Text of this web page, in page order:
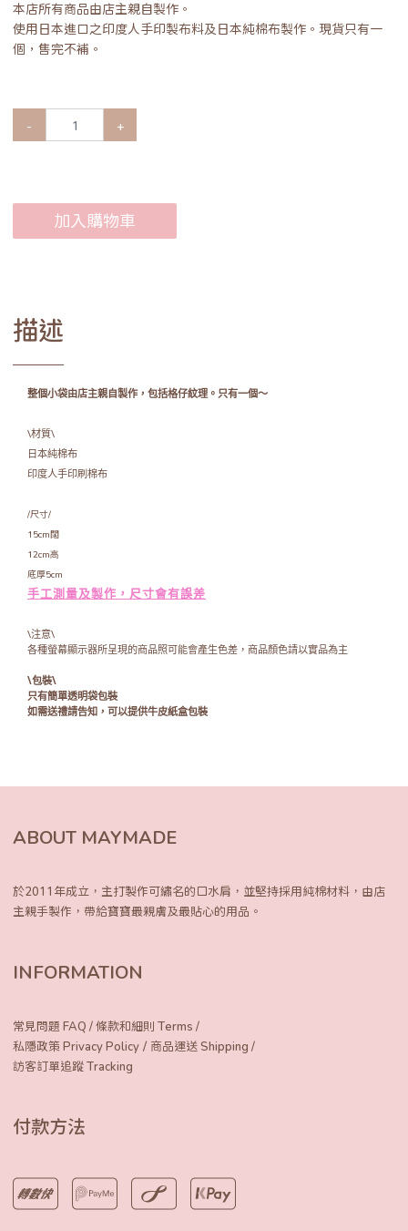
本店所有商品由店主親自製作。
使用日本進口之印度人手印製布料及日本純棉布製作。現貨只有一
個，售完不補。
- +
加入購物車
描述
整個小袋由店主親自製作，包括格仔紋理。 只有一個～
\材質\
日本純棉布
印度人手印刷棉布
/尺寸/
15cm闊
12cm高
底厚5cm
手工測量及製作，尺寸會有誤差
\注意\
各種螢幕顯示器所呈現的商品照可能會產生色差，商品顏色請以實品為主
\包裝\
只有簡單透明袋包裝
如需送禮請告知，可以提供牛皮紙盒包裝
ABOUT MAYMADE
於2011年成立，主打製作可繡名的口水肩， 並堅持採用純棉材料，由店
主親手製作， 帶給寶寶最親膚及最貼心的用品。
INFORMATION
常見問題 FAQ /條款和細則 Terms /
私隱政策 Privacy Policy / 商品運送 Shipping /
訪客訂單追蹤 Tracking
付款方法